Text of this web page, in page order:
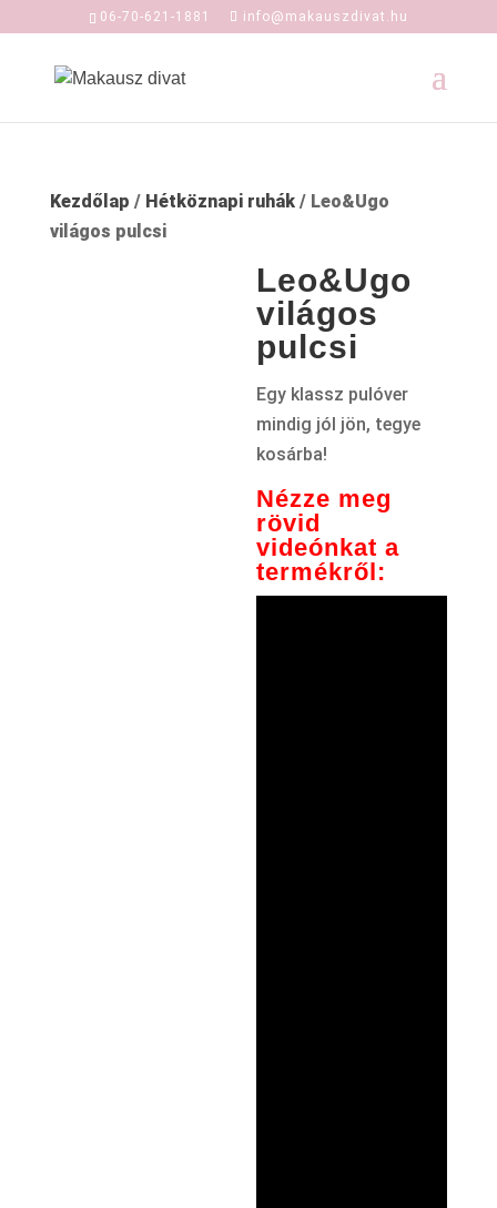
06-70-621-1881 info@makauszdivat.hu
Kezdőlap / Hétköznapi ruhák/ Leo&Ugo
világos pulcsi
Leo&Ugo
világos
pulcsi
Egy klassz pulóver
mindig jól jön, tegye
kosárba!
Nézze meg
rövid
videónkat a
termékről: